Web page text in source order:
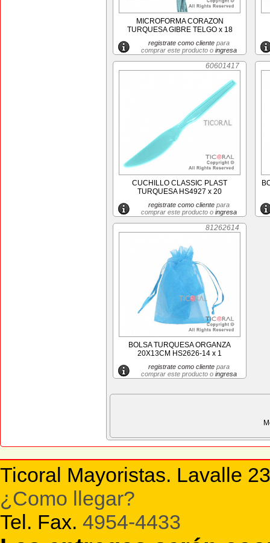
MICROFORMA CORAZON
TURQUESA GIBRE TELGO x 18
registrate como clientepara
comprar este producto o ingresa
60601417
CUCHILLO CLASSIC PLAST
TURQUESA HS4927 x 20
registrate como clientepara
comprar este producto o ingresa
81262614
BOLSA TURQUESA ORGANZA
20X13CM HS2626-14 x 1
registrate como clientepara
comprar este producto o ingresa
Ticoral Mayoristas. Lavalle
¿Como llegar?
Tel. Fax. 4954-4433